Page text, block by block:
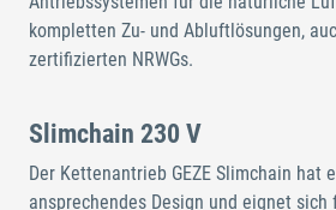
kompletten Zu- und Abluftlösungen,
zertifizierten NRWGs.
Slimchain 230 V
Der Kettenantrieb GEZE Slimchain hat
ansprechendes Design und eignet